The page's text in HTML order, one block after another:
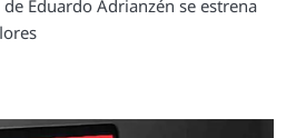
Eduardo Adrianzén se estrena